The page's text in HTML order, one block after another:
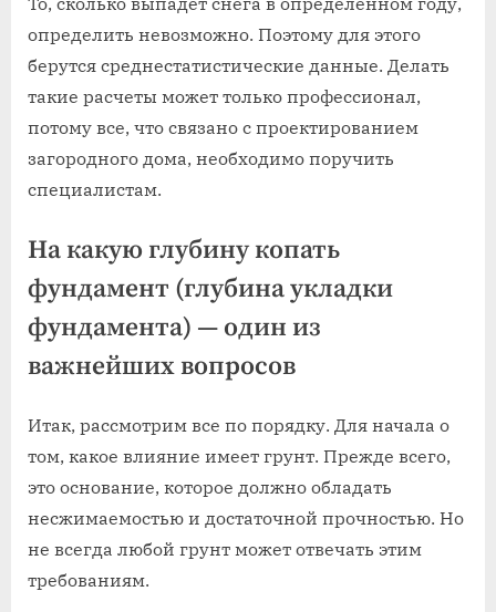
определить невозможно. Поэтому для этого
берутся среднестатистические данные. Делать
такие расчеты может только профессионал,
потому все, что связано с проектированием
загородного дома, необходимо поручить
специалистам.
На какую глубину копать
фундамент (глубина укладки
фундамента) — один из
важнейших вопросов
Итак, рассмотрим все по порядку. Для начала о
том, какое влияние имеет грунт. Прежде всего,
это основание, которое должно обладать
несжимаемостью и достаточной прочностью. Но
не всегда любой грунт может отвечать этим
требованиям.